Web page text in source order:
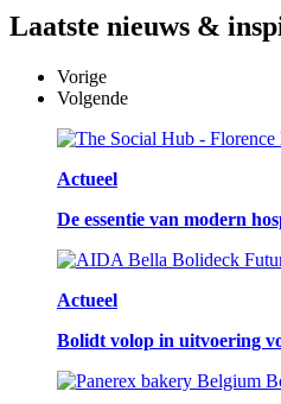
Laatste nieuws &
Vorige
Volgende
Actueel
De essentie van modern
Actueel
Bolidt volop in uitvoering